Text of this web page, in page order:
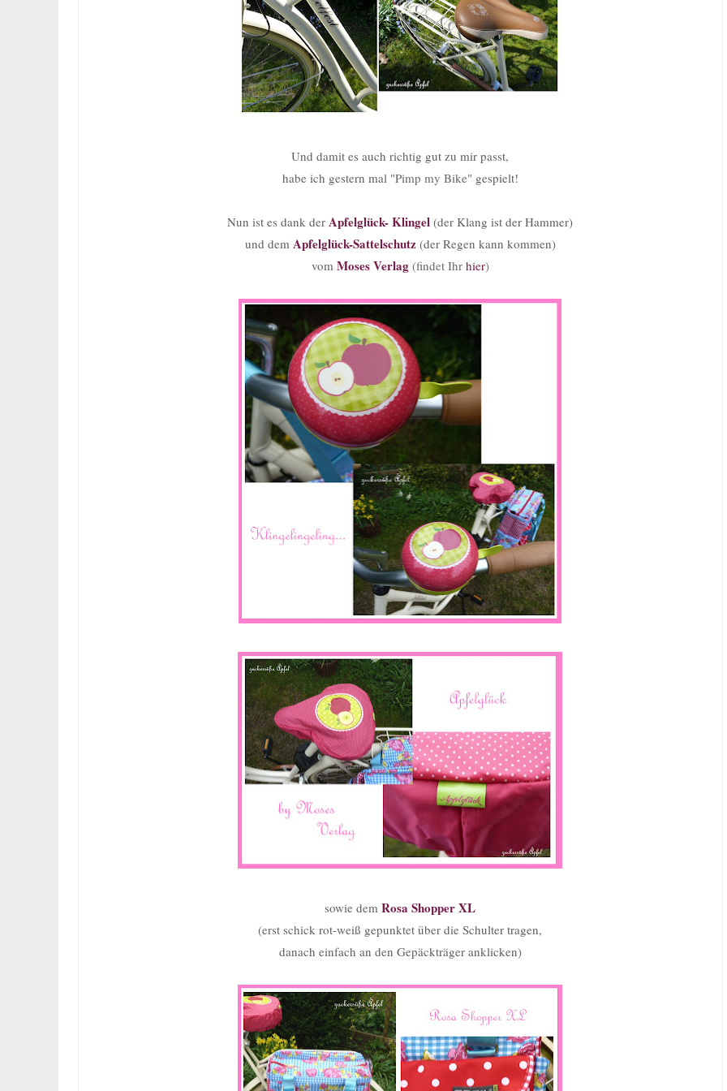
Und damit es auch richtig gut zu mir passt,
habe ich gestern mal "Pimp my Bike" gespielt!
Nun ist es dank derApfelglück- Klingel(der Klang ist der Hammer)
und dem Apfelglück-Sattelschutz(der Regen kann kommen)
vom Moses Verlag (findet Ihr hier)
sowiedemRosaShopper XL
(erst schick rot-weiß gepunktet über die Schulter tragen,
danach einfach an den Gepäckträger anklicken)